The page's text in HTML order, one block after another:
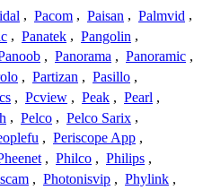
, Pacom , Paisan , Palmvid ,
, Panatek , Pangolin ,
, Panorama , Panoramic ,
, Partizan , Pasillo ,
, Pcview , Peak , Pearl ,
, Pelco , Pelco Sarix ,
, Periscope App ,
, Philco , Philips ,
, Photonisvip , Phylink ,